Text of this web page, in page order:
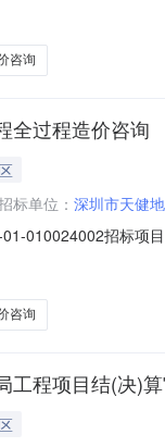
建锋工程造价咨询
咨询
全过程造价咨询
标单位： 深圳市天健
010024002招标项
建锋工程造价咨询
咨询
工程项目结(决)